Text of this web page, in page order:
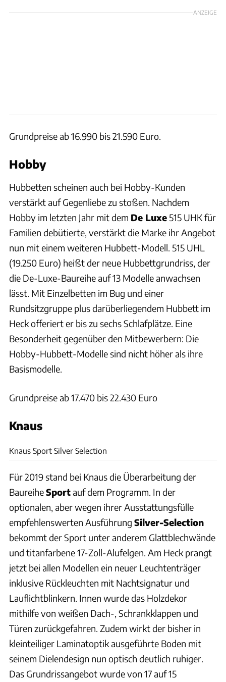
ANZEIGE
Grundpreise ab 16.990 bis 21.590 Euro.
Hobby
Hubbetten scheinen auch bei Hobby-Kunden
verstärkt auf Gegenliebe zu stoßen. Nachdem
Hobby im letzten Jahr mit dem De Luxe515 UHK für
Familien debütierte, verstärkt die Marke ihr Angebot
nun mit einem weiteren Hubbett-Modell. 515 UHL
(19.250 Euro) heißt der neue Hubbettgrundriss, der
die De-Luxe-Baureihe auf 13 Modelle anwachsen
lässt. Mit Einzelbetten im Bug und einer
Rundsitzgruppe plus darüberliegendem Hubbett im
Heck offeriert er bis zu sechs Schlafplätze. Eine
Besonderheit gegenüber den Mitbewerbern: Die
Hobby-Hubbett-Modelle sind nicht höher als ihre
Basismodelle.
Grundpreise ab 17.470 bis 22.430 Euro
Knaus
Knaus Sport Silver Selection
Für 2019 stand bei Knaus die Überarbeitung der
BaureiheSportauf dem Programm. In der
optionalen, aber wegen ihrer Ausstattungsfülle
empfehlenswerten Ausführung Silver-Selection
bekommt der Sport unter anderem Glattblechwände
und titanfarbene 17-Zoll-Alufelgen. Am Heck prangt
jetzt bei allen Modellen ein neuer Leuchtenträger
inklusive Rückleuchten mit Nachtsignatur und
Lauflichtblinkern. Innen wurde das Holzdekor
mithilfe von weißen Dach-, Schrankklappen und
Türen zurückgefahren. Zudem wirkt der bisher in
kleinteiliger Laminatoptik ausgeführte Boden mit
seinem Dielendesign nun optisch deutlich ruhiger.
Das Grundrissangebot wurde von 17 auf 15